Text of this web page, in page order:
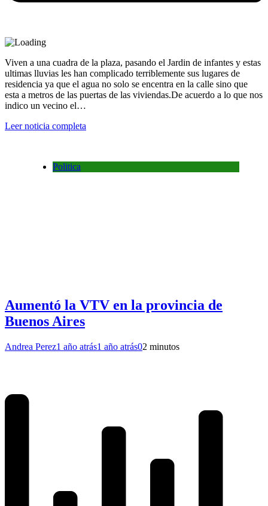
Viven a una cuadra de la plaza, pasando el Jardin de infantes y estas
ultimas lluvias les han complicado terriblemente sus lugares de
residencia ya que el agua no solo se encentra en la calle sino que
esta a metros de las puertas de las viviendas.De acuerdo a lo que nos
indico un vecino el…
Leer noticia completa
Politica
Aumentó la VTV en la provincia de
Buenos Aires
Andrea Perez1 año atrás1 año atrás02 minutos